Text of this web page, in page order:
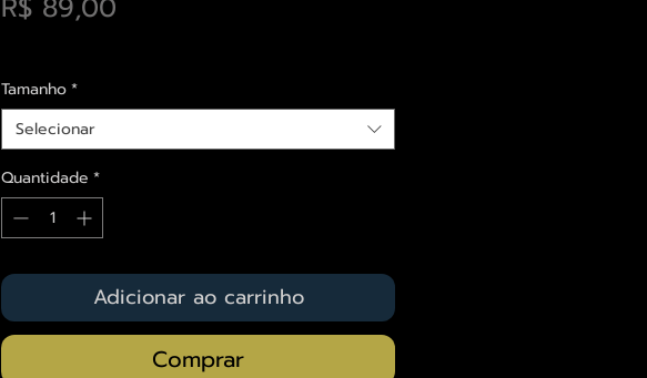
R$ 89,00
Tamanho*
Selecionar
Quantidade *
Adicionar ao carrinho
Comprar